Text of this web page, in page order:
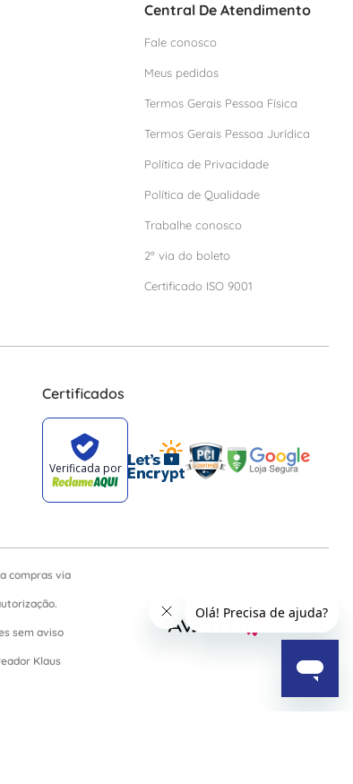
Central De Atendimento
Fale conosco
Meus pedidos
Termos Gerais Pessoa Física
Termos Gerais Pessoa Jurídica
Política de Privacidade
Política de Qualidade
Trabalhe conosco
2º via do boleto
Certificado ISO 9001
Certificados
compras via
sem aviso
Klaus